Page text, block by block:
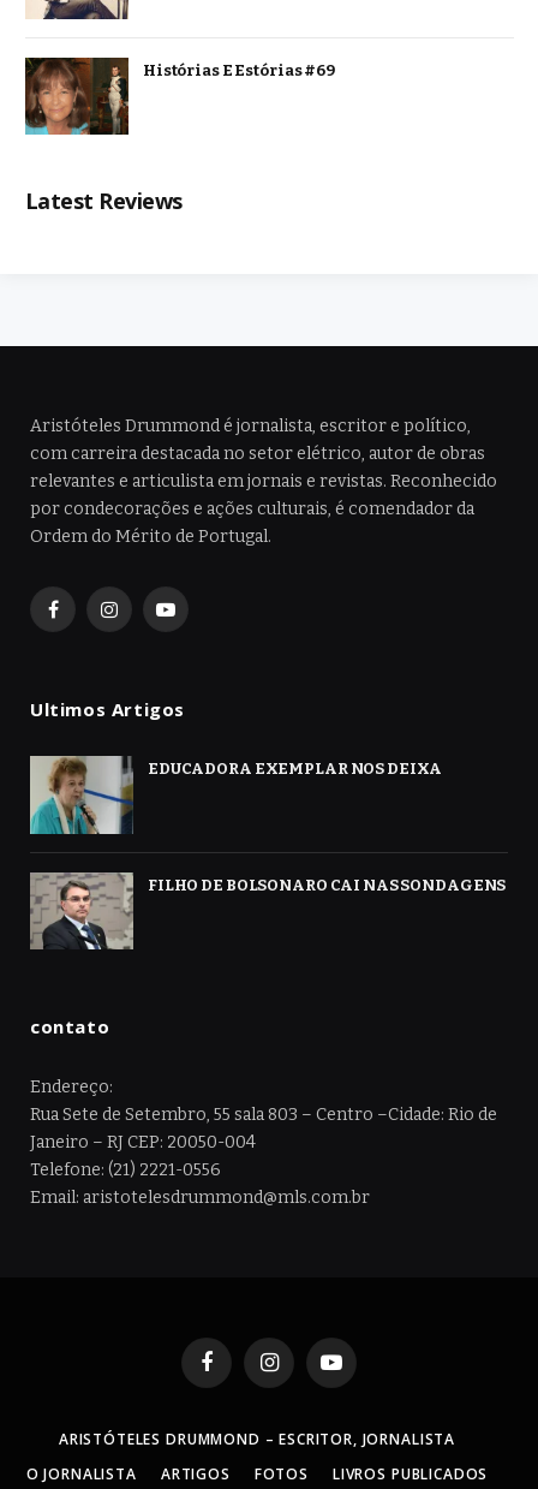
Histórias E Estórias #69
Latest Reviews
Aristóteles Drummond é jornalista, escritor e político,
com carreira destacada no setor elétrico, autor de obras
relevantes e articulista em jornais e revistas. Reconhecido
por condecorações e ações culturais, é comendador da
Ordem do Mérito de Portugal.
FacebookInstagramYouTube
Ultimos Artigos
EDUCADORA EXEMPLAR NOS DEIXA
FILHO DE BOLSONARO CAI NAS SONDAGENS
contato
Endereço:
Rua Sete de Setembro, 55 sala 803 – Centro –Cidade: Rio de
Janeiro – RJ CEP: 20050-004
Telefone: (21) 2221-0556
Email: aristotelesdrummond@mls.com.br
FacebookInstagramYouTube
ARISTÓTELES DRUMMOND – ESCRITOR, JORNALISTA
O JORNALISTA
ARTIGOS FOTOS LIVROS PUBLICADOS